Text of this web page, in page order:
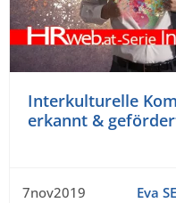
Interkulturelle
erkannt &
7nov2019 Eva